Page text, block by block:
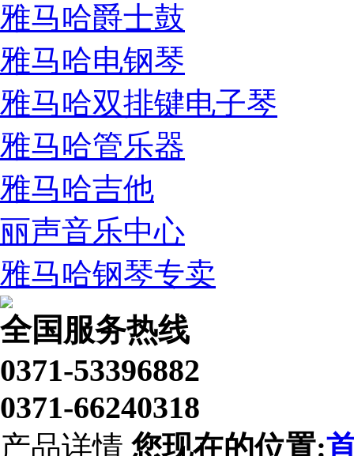
雅马哈爵士鼓
雅马哈电钢琴
雅马哈双排键电子琴
雅马哈管乐器
雅马哈吉他
丽声音乐中心
雅马哈钢琴专卖
全国服务热线
0371-53396882
0371-66240318
产品详情 您现在的位置: